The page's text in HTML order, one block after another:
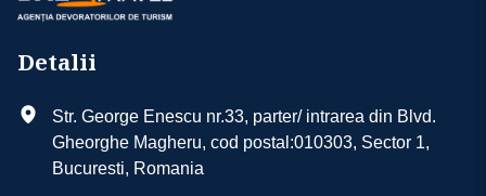
Detalii
Str. George Enescu nr.33, parter/ intrarea din Blvd.
Gheorghe Magheru, cod postal:010303, Sector 1,
Bucuresti, Romania